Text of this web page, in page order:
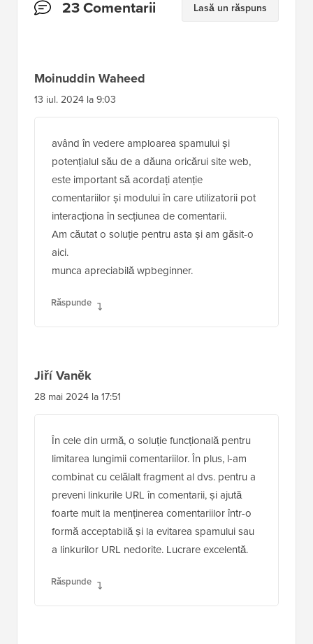
23 Comentarii Lasă un răspuns
Moinuddin Waheed
13 iul. 2024 la 9:03
având în vedere amploarea spamului și
potențialul său de a dăuna oricărui site web,
este important să acordați atenție
comentariilor și modului în care utilizatorii pot
interacționa în secțiunea de comentarii.
Am căutat o soluție pentru asta și am găsit-o
aici.
munca apreciabilă wpbeginner.
Răspunde
Jiří Vaněk
28 mai 2024 la 17:51
În cele din urmă, o soluție funcțională pentru
limitarea lungimii comentariilor. În plus, l-am
combinat cu celălalt fragment al dvs. pentru a
preveni linkurile URL în comentarii, și ajută
foarte mult la menținerea comentariilor într-o
formă acceptabilă și la evitarea spamului sau
a linkurilor URL nedorite. Lucrare excelentă.
Răspunde